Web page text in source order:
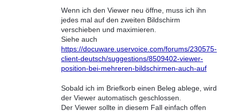
Wenn ich den Viewer neu öffne, muss ich ihn
jedes mal auf den zweiten Bildschirm
verschieben und maximieren.
Siehe auch
https://docuware.uservoice.com/forums/230575-
client-deutsch/suggestions/8509402-viewer-
position-bei-mehreren-bildschirmen-auch-auf
Sobald ich im Briefkorb einen Beleg ablege, wird
der Viewer automatisch geschlossen.
Der Viewer sollte in diesem Fall einfach offen